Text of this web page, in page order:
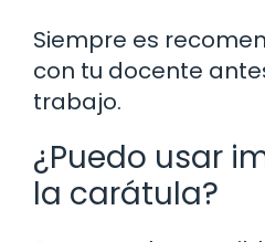
Siempre es
con tu docente
trabajo.
¿Puedo usar
la carátula?